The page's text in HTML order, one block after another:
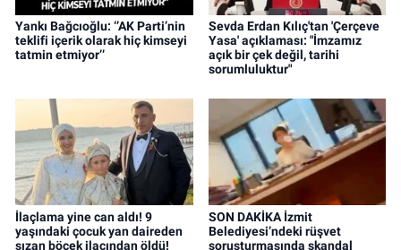
Yankı Bağcıoğlu: ‘’AK Parti’nin
teklifi içerik olarak hiç kimseyi
tatmin etmiyor’’
Sevda Erdan Kılıç'tan 'Çerçeve
Yasa' açıklaması: "İmzamız
açık bir çek değil, tarihi
sorumluluktur"
İlaçlama yine can aldı! 9
yaşındaki çocuk yan daireden
sızan böcek ilacından öldü!
SON DAKİKA İzmit
Belediyesi’ndeki rüşvet
soruşturmasında skandal